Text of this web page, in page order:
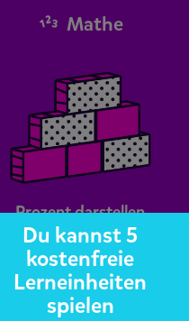
kostenfreie Testversion von
Jetzt bestellen
0 1
Mathe
Prozent darstellen
lernst du,
durch Färben von
darzustellen.
Du kannst 5
kostenfreie
Lerneinheiten
spielen